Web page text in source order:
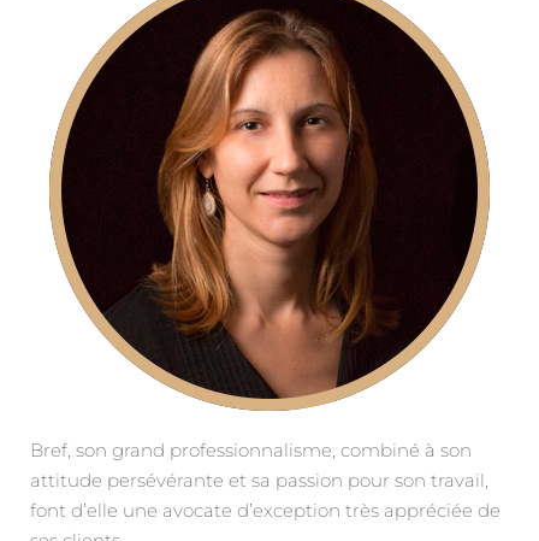
Bref, son grand professionnalisme, combiné à son
attitude persévérante et sa passion pour son travail,
font d’elle une avocate d’exception très appréciée de